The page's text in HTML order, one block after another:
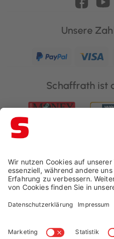
Unsere
Schaffrath ist